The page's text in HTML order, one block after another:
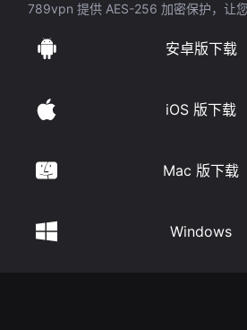
789vpn 提供 AES-256 加密保护，让您
安卓版下载
iOS 版下载
Mac 版下载
Windows